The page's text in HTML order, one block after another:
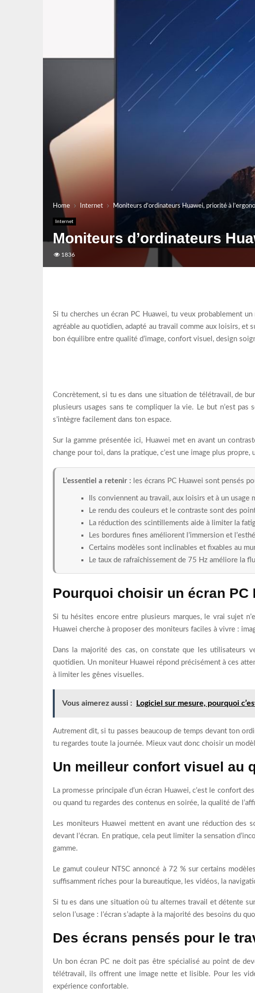
Home Internet Moniteurs d’ordinateurs Huawei, priorité à
Internet
Moniteurs d’ordinateurs
1836
Si tu cherches un écran PC Huawei, tu veux probablement
agréable au quotidien, adapté au travail comme aux loisirs, et
bon équilibre entre qualité d’image, confort visuel, design
Concrètement, si tu es dans une situation de télétravail, de
plusieurs usages sans te compliquer la vie. Le but n’est
s’intègre facilement dans ton espace.
Sur la gamme présentée ici, Huawei met en avant un
change pour toi, dans la pratique, c’est une image plus
L’essentiel a retenir : les écrans PC Huawei sont pensés
Ils conviennent au travail, aux loisirs et à un usage
Le rendu des couleurs et le contraste sont des
La réduction des scintillements aide à limiter la
Les bordures fines améliorent l’immersion et
Certains modèles sont inclinables et fixables au
Le taux de rafraîchissement de 75 Hz améliore la
Pourquoi choisir un écran
Si tu hésites encore entre plusieurs marques, le vrai sujet
Huawei cherche à proposer des moniteurs faciles à vivre :
Dans la majorité des cas, on constate que les utilisateurs
quotidien. Un moniteur Huawei répond précisément à ces
à limiter les gênes visuelles.
Vous aimerez aussi : Logiciel sur mesure, pourquoi
Autrement dit, si tu passes beaucoup de temps devant ton
tu regardes toute la journée. Mieux vaut donc choisir un
Un meilleur confort visuel au
La promesse principale d’un écran Huawei, c’est le confort
ou quand tu regardes des contenus en soirée, la qualité de
Les moniteurs Huawei mettent en avant une réduction des
devant l’écran. En pratique, cela peut limiter la sensation
gamme.
Le gamut couleur NTSC annoncé à 72 % sur certains
suffisamment riches pour la bureautique, les vidéos, la
Si tu es dans une situation où tu alternes travail et détente
selon l’usage : l’écran s’adapte à la majorité des besoins du
Des écrans pensés pour le
Un bon écran PC ne doit pas être spécialisé au point de
télétravail, ils offrent une image nette et lisible. Pour les
expérience confortable.